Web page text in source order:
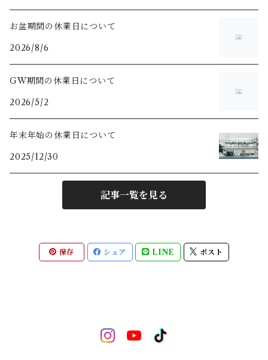
お盆期間の休業日について
2026/8/6
GW期間の休業日について
2026/5/2
年末年始の休業日について
2025/12/30
記事一覧を見る
保存 シェア LINE ポスト